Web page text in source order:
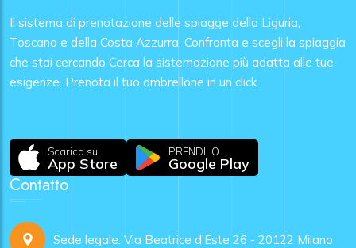
Il sistema di prenotazione delle spiagge della Liguria,
Toscana e della Costa Azzurra. Confronta e scegli la spiaggia
che stai cercando Cerca la sistemazione più adatta alle tue
esigenze. Prenota il tuo ombrellone in un click.
Scarica su
App Store
PRENDILO
Google Play
Contatto
Sede legale: Via Beatrice d'Este 26 - 20122 Milano